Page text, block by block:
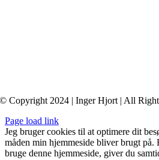
© Copyright 2024 | Inger Hjort | All
Page load link
Jeg bruger cookies til at optimere dit
måden min hjemmeside bliver brugt
bruge denne hjemmeside, giver du